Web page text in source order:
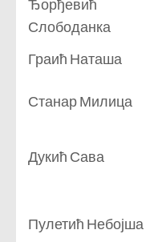
Ђорђевић
Слободанка
Граић Наташа
Станар Милица
Дукић Сава
Пулетић Небојша